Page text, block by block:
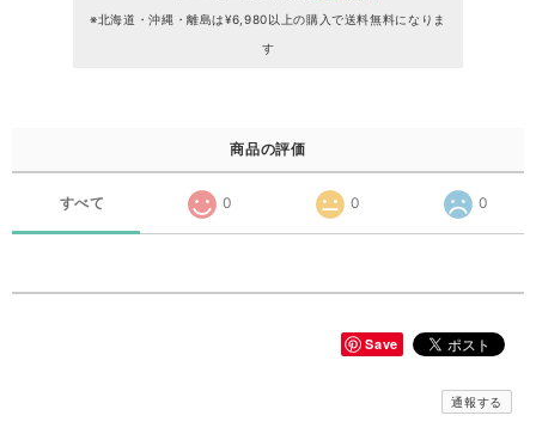
※北海道・沖縄・離島は¥6,980以上の購入で送料無料になりま
す
商品の評価
すべて 0 0 0
Save
通報する